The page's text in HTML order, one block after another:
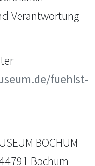
Verantwortung
fuehlst-
BOCHUM
Bochum